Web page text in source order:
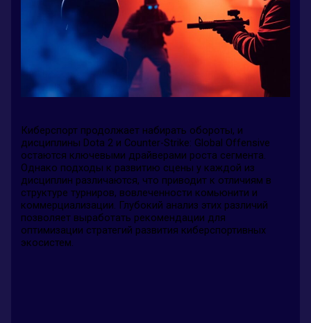
Киберспорт продолжает набирать обороты, и
дисциплины Dota 2 и Counter-Strike: Global Offensive
остаются ключевыми драйверами роста сегмента.
Однако подходы к развитию сцены у каждой из
дисциплин различаются, что приводит к отличиям в
структуре турниров, вовлеченности комьюнити и
коммерциализации. Глубокий анализ этих различий
позволяет выработать рекомендации для
оптимизации стратегий развития киберспортивных
экосистем.